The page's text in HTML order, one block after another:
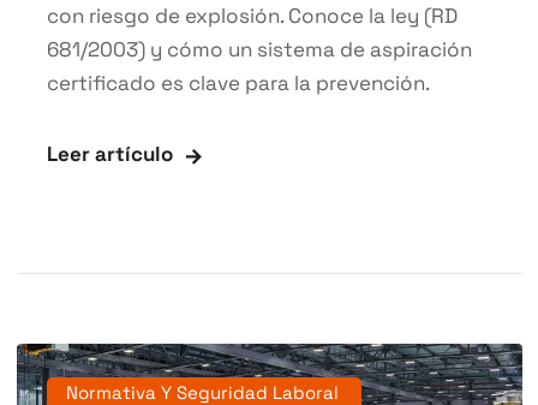
con riesgo de explosión. Conoce la ley (RD
681/2003) y cómo un sistema de aspiración
certificado es clave para la prevención.
Leer artículo
Normativa Y Seguridad Laboral